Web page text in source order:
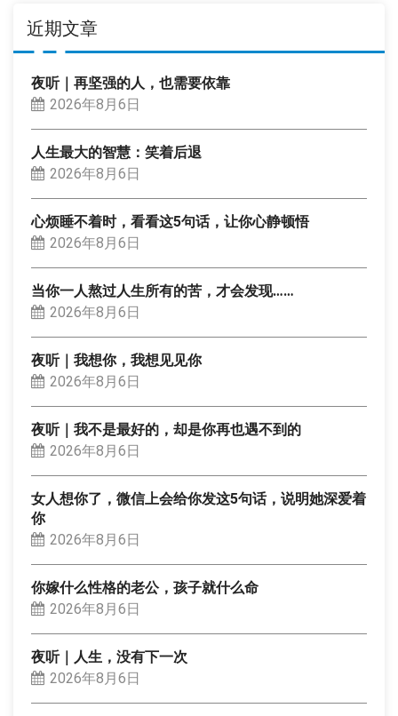
近期文章
夜听｜再坚强的人，也需要依靠
2026年8月6日
人生最大的智慧：笑着后退
2026年8月6日
心烦睡不着时，看看这5句话，让你心静顿悟
2026年8月6日
当你一人熬过人生所有的苦，才会发现……
2026年8月6日
夜听｜我想你，我想见见你
2026年8月6日
夜听｜我不是最好的，却是你再也遇不到的
2026年8月6日
女人想你了，微信上会给你发这5句话，说明她深爱着
你
2026年8月6日
你嫁什么性格的老公，孩子就什么命
2026年8月6日
夜听｜人生，没有下一次
2026年8月6日